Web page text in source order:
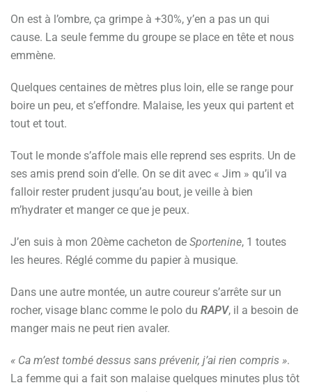
On est à l’ombre, ça grimpe à +30%, y’en a pas un qui
cause. La seule femme du groupe se place en tête et nous
emmène.
Quelques centaines de mètres plus loin, elle se range pour
boire un peu, et s’effondre. Malaise, les yeux qui partent et
tout et tout.
Tout le monde s’affole mais elle reprend ses esprits. Un de
ses amis prend soin d’elle. On se dit avec « Jim » qu’il va
falloir rester prudent jusqu’au bout, je veille à bien
m’hydrater et manger ce que je peux.
J’en suis à mon 20ème cacheton de Sportenine, 1 toutes
les heures. Réglé comme du papier à musique.
Dans une autre montée, un autre coureur s’arrête sur un
rocher, visage blanc comme le polo du RAPV, il a besoin de
manger mais ne peut rien avaler.
« Ca m’est tombé dessus sans prévenir, j’ai rien compris ».
La femme qui a fait son malaise quelques minutes plus tôt